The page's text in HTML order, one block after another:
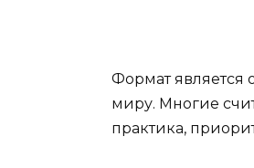
Формат является
миру. Многие
практика,